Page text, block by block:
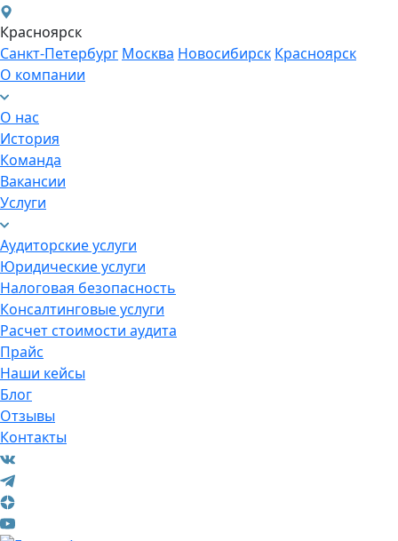
Красноярск
Санкт-Петербург Москва Новосибирск Красноярск
О компании
О нас
История
Команда
Вакансии
Услуги
Аудиторские услуги
Юридические услуги
Налоговая безопасность
Консалтинговые услуги
Расчет стоимости аудита
Прайс
Наши кейсы
Блог
Отзывы
Контакты